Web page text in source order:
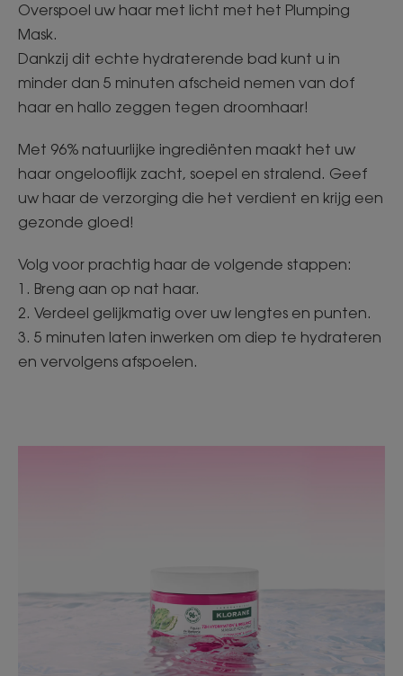
Overspoel uw haar met licht met het Plumping
Mask.
Dankzij dit echte hydraterende bad kunt u in
minder dan 5 minuten afscheid nemen van dof
haar en hallo zeggen tegen droomhaar!
Met 96% natuurlijke ingrediënten maakt het uw
haar ongelooflijk zacht, soepel en stralend. Geef
uw haar de verzorging die het verdient en krijg een
gezonde gloed!
Volg voor prachtig haar de volgende stappen:
1. Breng aan op nat haar.
2. Verdeel gelijkmatig over uw lengtes en punten.
3. 5 minuten laten inwerken om diep te hydrateren
en vervolgens afspoelen.